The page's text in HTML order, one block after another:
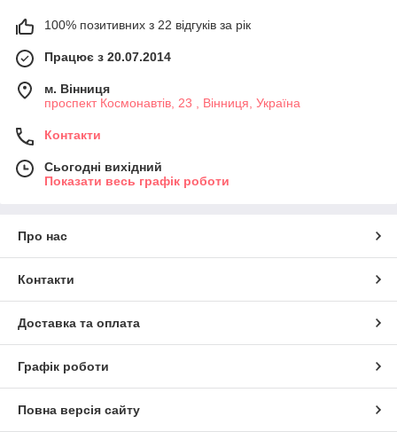
100% позитивних з 22 відгуків за рік
Працює з 20.07.2014
м. Вінниця
проспект Космонавтів, 23 , Вінниця, Україна
Контакти
Сьогодні вихідний
Показати весь графік роботи
Про нас
Контакти
Доставка та оплата
Графік роботи
Повна версія сайту